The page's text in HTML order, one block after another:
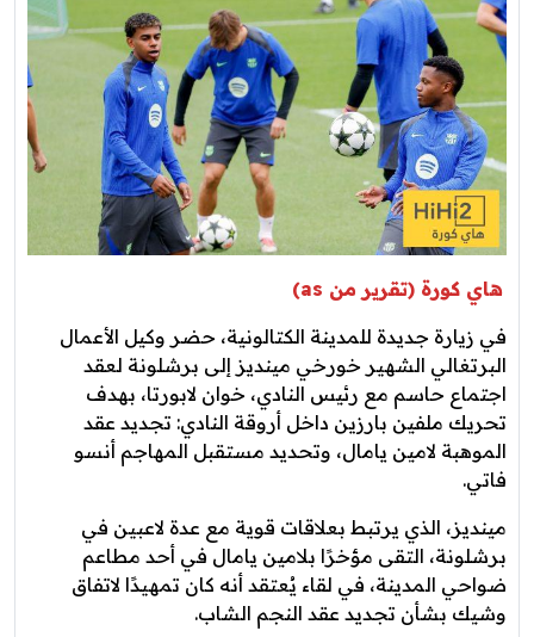
هاي كورة (تقرير من as)
في زيارة جديدة للمدينة الكتالونية، حضر وكيل الأعمال
البرتغالي الشهير خورخي مينديز إلى برشلونة لعقد
اجتماع حاسم مع رئيس النادي، خوان لابورتا، بهدف
تحريك ملفين بارزين داخل أروقة النادي: تجديد عقد
الموهبة لامين يامال، وتحديد مستقبل المهاجم أنسو
فاتي.
مينديز، الذي يرتبط بعلاقات قوية مع عدة لاعبين في
برشلونة، التقى مؤخرًا بلامين يامال في أحد مطاعم
ضواحي المدينة، في لقاء يُعتقد أنه كان تمهيدًا لاتفاق
وشيك بشأن تجديد عقد النجم الشاب.